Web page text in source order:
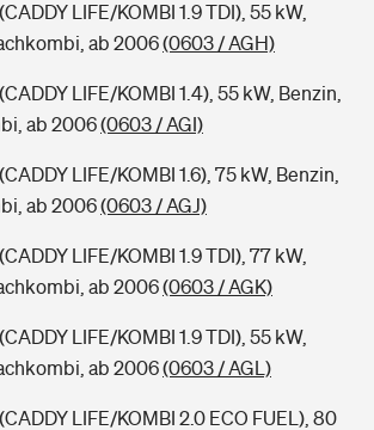
LIFE/KOMBI 1.9 TDI), 55 kW,
ab 2006(0603 / AGH)
LIFE/KOMBI 1.4), 55 kW, Benzin,
ab 2006(0603 / AGI)
LIFE/KOMBI 1.6), 75 kW, Benzin,
ab 2006(0603 / AGJ)
LIFE/KOMBI 1.9 TDI), 77 kW,
ab 2006(0603 / AGK)
LIFE/KOMBI 1.9 TDI), 55 kW,
ab 2006(0603 / AGL)
LIFE/KOMBI 2.0 ECO FUEL), 80